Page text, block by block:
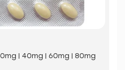
| 40mg | 60mg | 80mg